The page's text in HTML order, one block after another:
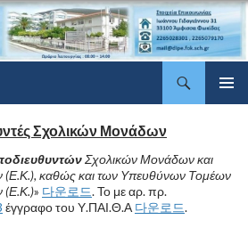
Σχολικών Μονάδων
Σχολικών Μονάδων και
(Ε.Κ.), καθώς και των Υπευθύνων Τομέων
(Ε.Κ.)» 다운로드. Το με αρ. πρ.
έγγραφο του Υ.ΠΑΙ.Θ.Α 다운로드.